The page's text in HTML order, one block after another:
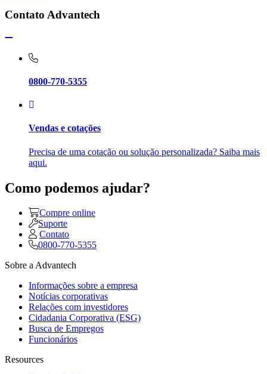
Contato Advantech
0800-770-5355
Vendas e cotações
Precisa de uma cotação ou solução personalizada? Saiba mais
aqui.
Como podemos ajudar?
Compre online
Suporte
Contato
0800-770-5355
Sobre a Advantech
Informações sobre a empresa
Notícias corporativas
Relações com investidores
Cidadania Corporativa (ESG)
Busca de Empregos
Funcionários
Resources